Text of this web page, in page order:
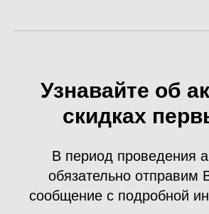
Узнавайте об
скидках
В период проведения
обязательно
сообщение с подробной